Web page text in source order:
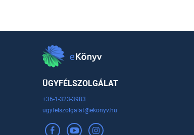
ÜGYFÉLSZOLGÁLAT
+36-1-323-3983
ugyfelszolgalat@ekonyv.hu